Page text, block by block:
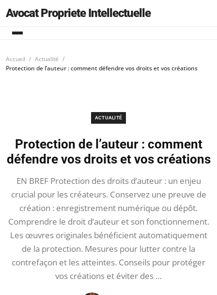
Avocat Propriete Intellectuelle
Accueil
Actualité
Protection de l’auteur : comment défendre vos droits et vos créations
ACTUALITÉ
Protection de l’auteur : comment
défendre vos droits et vos créations
EN BREF Protection des droits d’auteur : un enjeu
crucial pour les créateurs. Conservez une preuve de
création : enregistrement numérique ou dépôt.
Comprendre le droit d’auteur et son fonctionnement.
Les œuvres originales bénéficient automatiquement
de la protection. Mesures pour lutter contre la
contrefaçon et les atteintes. Conseils pour protéger
vos créations et éviter des …